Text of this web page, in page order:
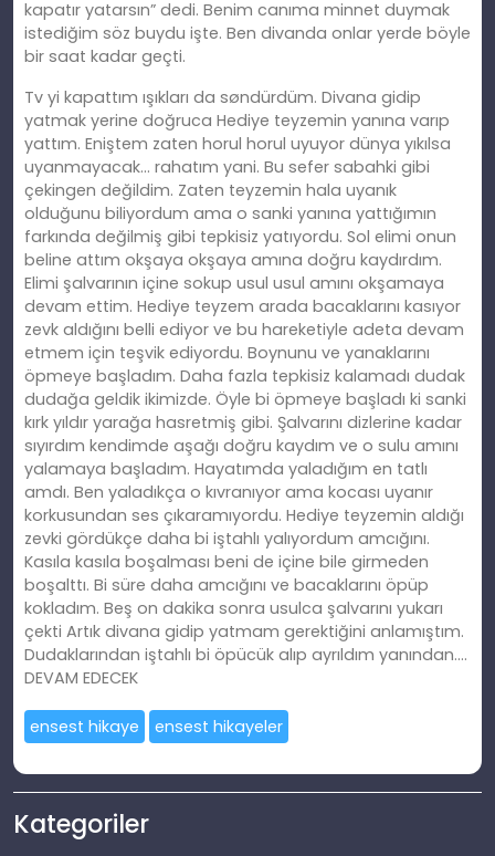
kapatır yatarsın” dedi. Benim canıma minnet duymak
istediğim söz buydu işte. Ben divanda onlar yerde böyle
bir saat kadar geçti.
Tv yi kapattım ışıkları da søndürdüm. Divana gidip
yatmak yerine doğruca Hediye teyzemin yanına varıp
yattım. Eniştem zaten horul horul uyuyor dünya yıkılsa
uyanmayacak… rahatım yani. Bu sefer sabahki gibi
çekingen değildim. Zaten teyzemin hala uyanık
olduğunu biliyordum ama o sanki yanına yattığımın
farkında değilmiş gibi tepkisiz yatıyordu. Sol elimi onun
beline attım okşaya okşaya amına doğru kaydırdım.
Elimi şalvarının içine sokup usul usul amını okşamaya
devam ettim. Hediye teyzem arada bacaklarını kasıyor
zevk aldığını belli ediyor ve bu hareketiyle adeta devam
etmem için teşvik ediyordu. Boynunu ve yanaklarını
öpmeye başladım. Daha fazla tepkisiz kalamadı dudak
dudağa geldik ikimizde. Öyle bi öpmeye başladı ki sanki
kırk yıldır yarağa hasretmiş gibi. Şalvarını dizlerine kadar
sıyırdım kendimde aşağı doğru kaydım ve o sulu amını
yalamaya başladım. Hayatımda yaladığım en tatlı
amdı. Ben yaladıkça o kıvranıyor ama kocası uyanır
korkusundan ses çıkaramıyordu. Hediye teyzemin aldığı
zevki gördükçe daha bi iştahlı yalıyordum amcığını.
Kasıla kasıla boşalması beni de içine bile girmeden
boşalttı. Bi süre daha amcığını ve bacaklarını öpüp
kokladım. Beş on dakika sonra usulca şalvarını yukarı
çekti Artık divana gidip yatmam gerektiğini anlamıştım.
Dudaklarından iştahlı bi öpücük alıp ayrıldım yanından….
DEVAM EDECEK
ensest hikaye ensest hikayeler
Kategoriler